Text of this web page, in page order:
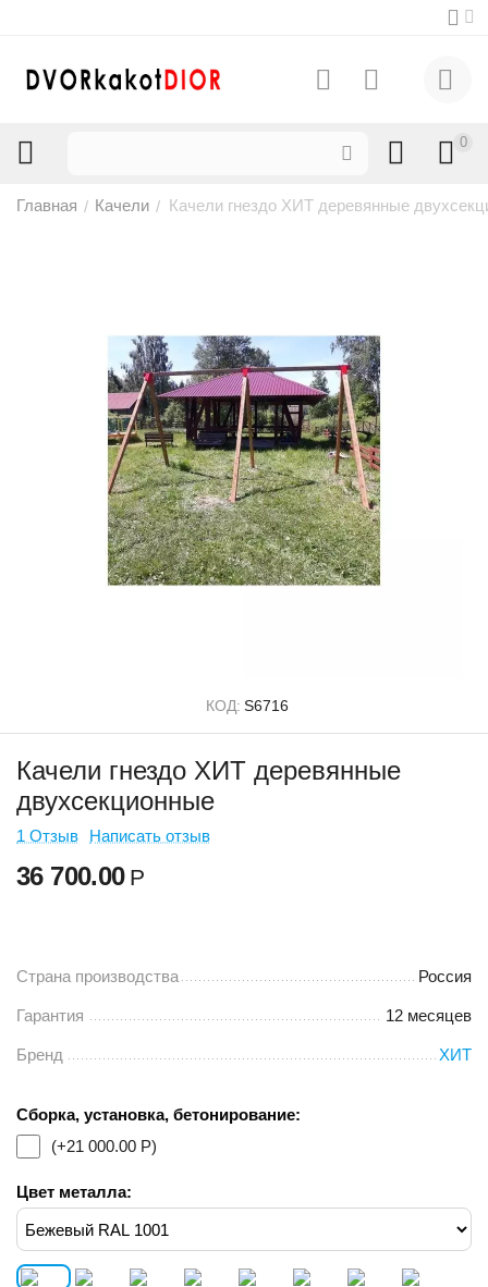
0
Главная / Качели / Качели гнездо ХИТ деревянные
КОД: S6716
Качели гнездо ХИТ деревянные
двухсекционные
1 Отзыв Написать отзыв
36 700.00 Р
Страна производства Россия
Гарантия 12 месяцев
Бренд ХИТ
Сборка, установка, бетонирование:
(+21 000.00 Р)
Цвет металла: